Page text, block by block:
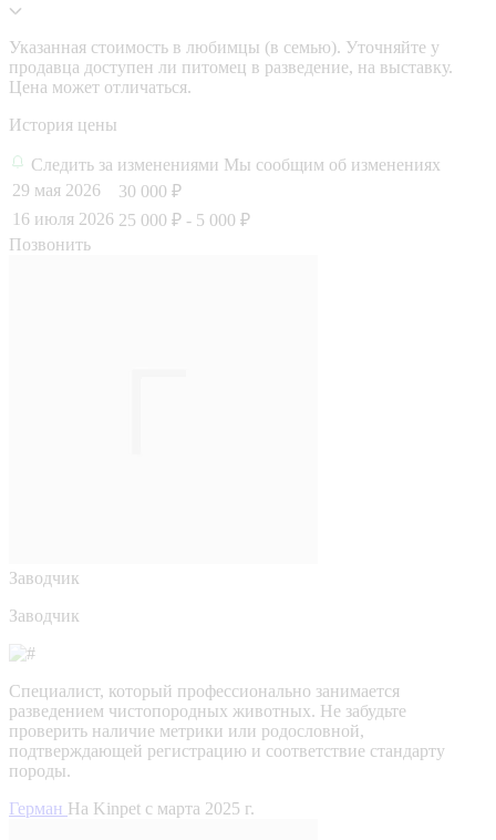
Указанная стоимость в любимцы (в семью). Уточняйте у
продавца доступен ли питомец в разведение, на выставку.
Цена может отличаться.
История цены
Следить за изменениями Мы сообщим об изменениях
29 мая 2026
30 000 ₽
16 июля 2026 25 000 ₽ - 5 000 ₽
Позвонить
Заводчик
Заводчик
Специалист, который профессионально занимается
разведением чистопородных животных. Не забудьте
проверить наличие метрики или родословной,
подтверждающей регистрацию и соответствие стандарту
породы.
Герман На Kinpet c марта 2025 г.